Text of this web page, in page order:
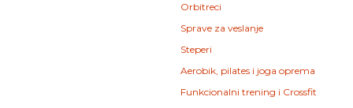
Orbitreci
Sprave za veslanje
Steperi
Aerobik, pilates i joga oprema
Funkcionalni trening i Crossfit